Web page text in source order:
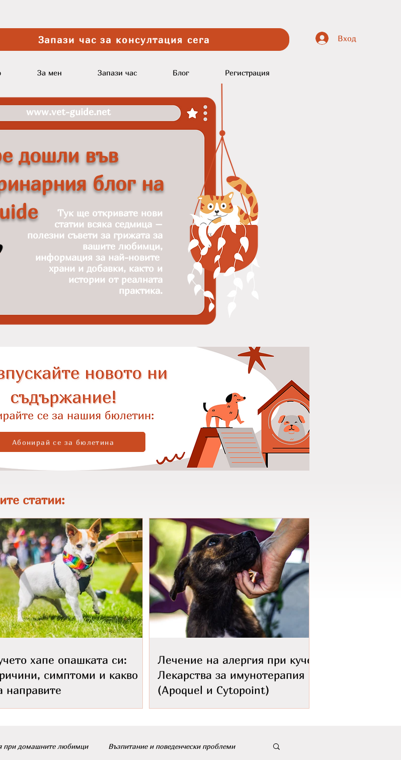
Вход
Запази час за консултация сега
За мен Запази час Блог Регистрация
дошли във
блог на
Тук ще откривате нови
статии всяка седмица –
полезни съвети за грижата за
вашите любимци,
информация за най-новите
храни и добавки, както и
истории от реалната
практика.
www.vet-guide.net
Абонирай се за бюлетина
статии:
хапе опашката си:
симптоми и какво
направите
Лечение на алергия при куче:
Лекарства за имунотерапия
(Apoquel и Cytopoint)
при домашните любимци Възпитание и поведенчески проблеми